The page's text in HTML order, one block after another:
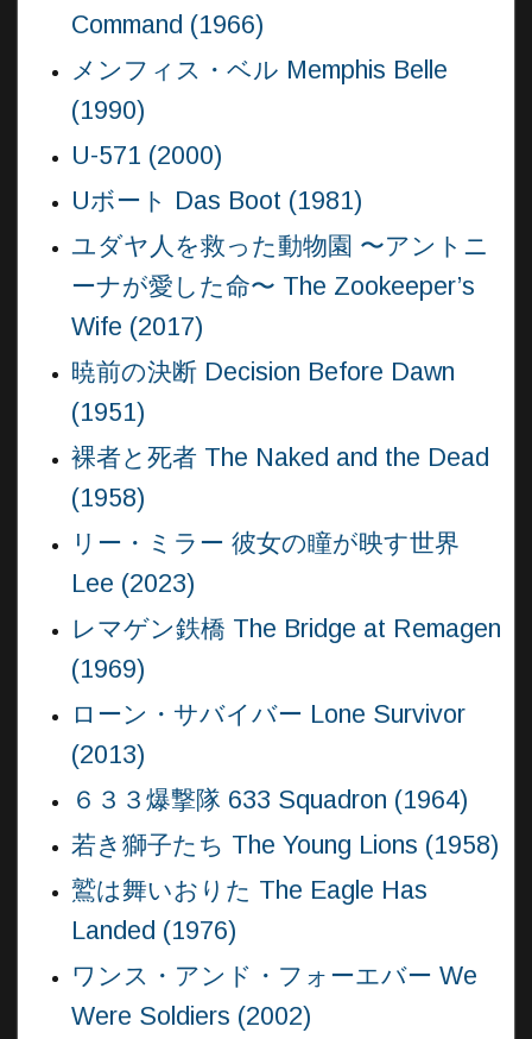
Command (1966)
メンフィス・ベル Memphis Belle
(1990)
U-571 (2000)
Uボート Das Boot (1981)
ユダヤ人を救った動物園 〜アントニ
ーナが愛した命〜 The Zookeeper’s
Wife (2017)
暁前の決断 Decision Before Dawn
(1951)
裸者と死者 The Naked and the Dead
(1958)
リー・ミラー 彼女の瞳が映す世界
Lee (2023)
レマゲン鉄橋 The Bridge at Remagen
(1969)
ローン・サバイバー Lone Survivor
(2013)
６３３爆撃隊 633 Squadron (1964)
若き獅子たち The Young Lions (1958)
鷲は舞いおりた The Eagle Has
Landed (1976)
ワンス・アンド・フォーエバー We
Were Soldiers (2002)